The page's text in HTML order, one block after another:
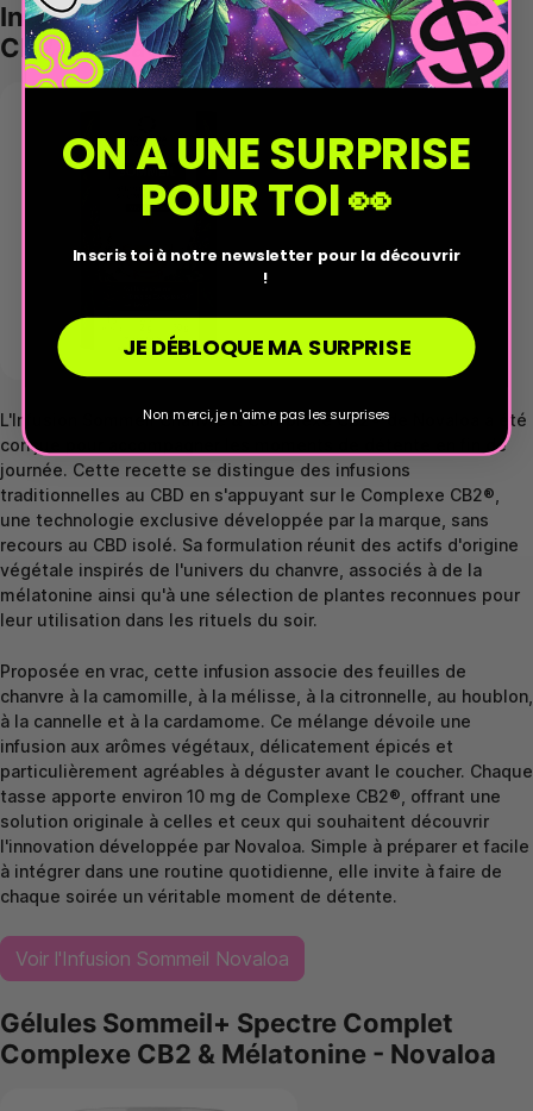
Infusion Sommeil Chanvre, Complexe
CB2 & Mélatonine - Novaloa
L'Infusion Sommeil Chanvre & Complexe CB2® de Novaloa a été
conçue pour accompagner les moments de détente en fin de
journée. Cette recette se distingue des infusions
traditionnelles au CBD en s'appuyant sur le Complexe CB2®,
une technologie exclusive développée par la marque, sans
recours au CBD isolé. Sa formulation réunit des actifs d'origine
végétale inspirés de l'univers du chanvre, associés à de la
mélatonine ainsi qu'à une sélection de plantes reconnues pour
leur utilisation dans les rituels du soir.
Proposée en vrac, cette infusion associe des feuilles de
chanvre à la camomille, à la mélisse, à la citronnelle, au houblon,
à la cannelle et à la cardamome. Ce mélange dévoile une
infusion aux arômes végétaux, délicatement épicés et
particulièrement agréables à déguster avant le coucher. Chaque
tasse apporte environ 10 mg de Complexe CB2®, offrant une
solution originale à celles et ceux qui souhaitent découvrir
l'innovation développée par Novaloa. Simple à préparer et facile
à intégrer dans une routine quotidienne, elle invite à faire de
chaque soirée un véritable moment de détente.
Voir l'Infusion Sommeil Novaloa
Gélules Sommeil+ Spectre Complet
Complexe CB2 & Mélatonine - Novaloa
ON A UNE SURPRISE
POUR TOI 👀
Inscris toi à notre newsletter pour la découvrir
!
JE DÉBLOQUE MA SURPRISE
Non merci, je n'aime pas les surprises